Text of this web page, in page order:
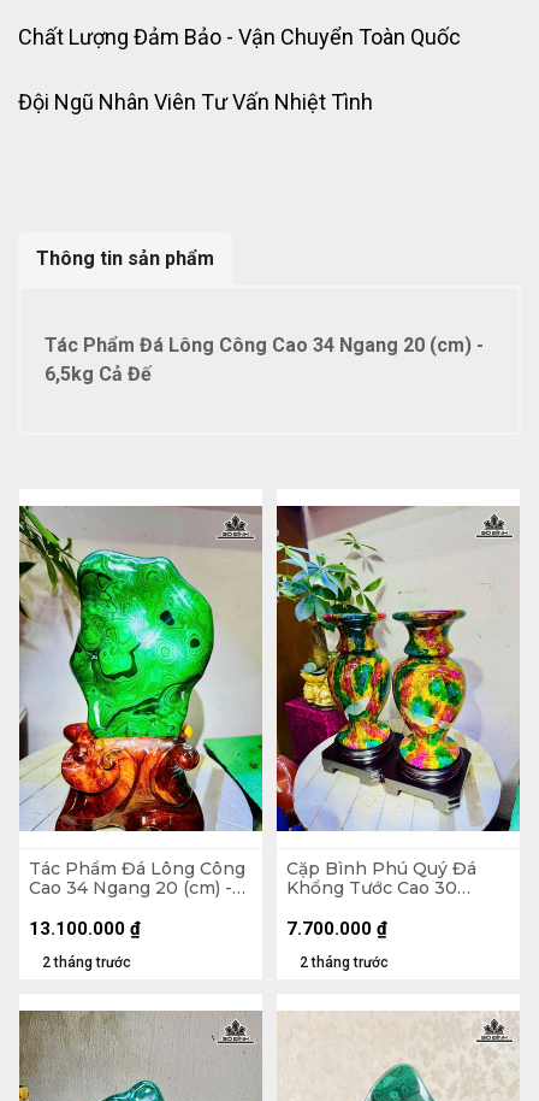
Chất Lượng Đảm Bảo - Vận Chuyển Toàn Quốc
Đội Ngũ Nhân Viên Tư Vấn Nhiệt Tình
Thông tin sản phẩm
Tác Phẩm Đá Lông Công Cao 34 Ngang 20 (cm) -
6,5kg Cả Đế
Tác Phẩm Đá Lông Công
Cao 34 Ngang 20 (cm) -
6,5kg Cả Đế
2 tháng trước
13.100.000 ₫
Cặp Bình Phú Quý Đá
Khổng Tước Cao 30
7,5kg
2 tháng trước
7.700.000 ₫